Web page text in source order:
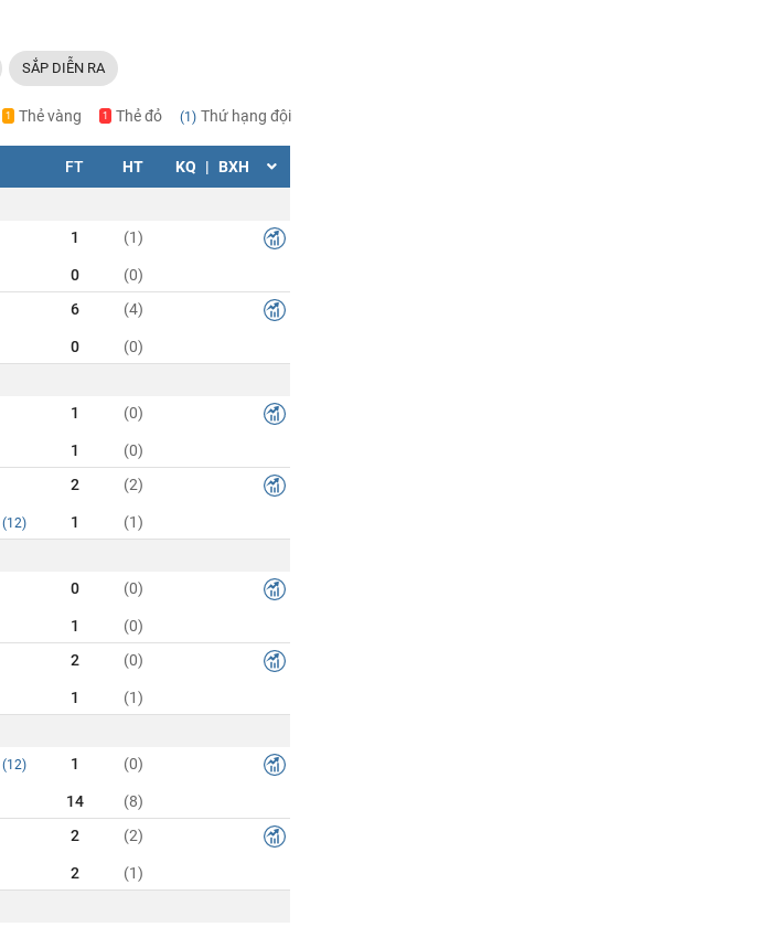
SẮP DIỄN RA
1 Thẻ vàng 1 Thẻ đỏ (1) Thứ hạng đội
FT HT KQ | BXH
1 (1)
0 (0)
6 (4)
0
(0)
1 (0)
1 (0)
2 (2)
(12) 1
(1)
0 (0)
1 (0)
2 (0)
1
(1)
(12) 1 (0)
14 (8)
2 (2)
2
(1)